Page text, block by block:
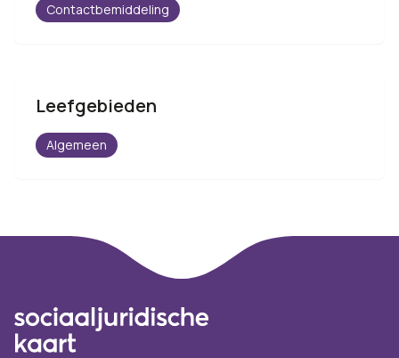
Contactbemiddeling
Leefgebieden
Algemeen